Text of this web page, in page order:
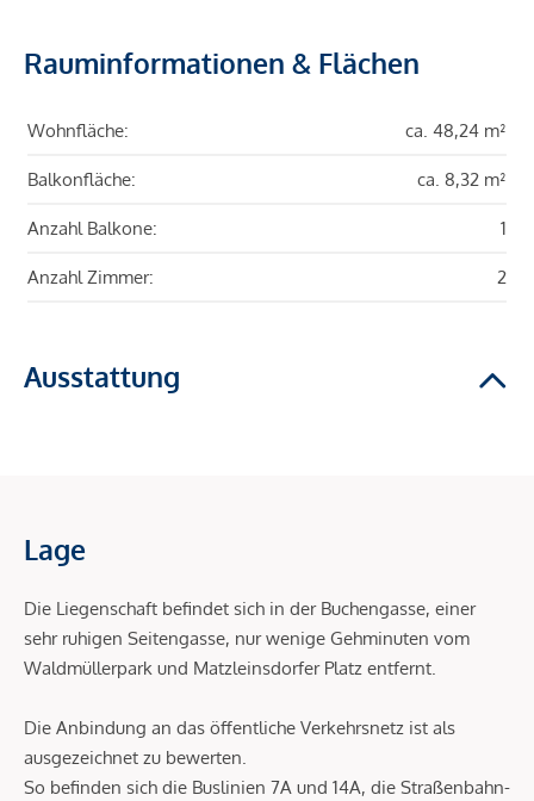
Rauminformationen & Flächen
Wohnfläche: ca. 48,24 m²
Balkonfläche: ca. 8,32 m²
Anzahl Balkone: 1
Anzahl Zimmer: 2
Ausstattung
Lage
Die Liegenschaft befindet sich in der Buchengasse, einer
sehr ruhigen Seitengasse, nur wenige Gehminuten vom
Waldmüllerpark und Matzleinsdorfer Platz entfernt.
Die Anbindung an das öffentliche Verkehrsnetz ist als
ausgezeichnet zu bewerten.
So befinden sich die Buslinien 7A und 14A, die Straßenbahn-